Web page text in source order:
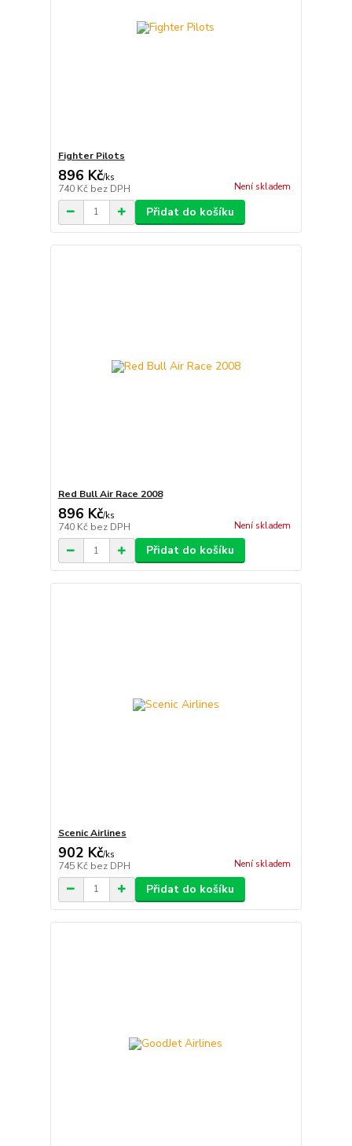
Fighter Pilots
896 Kč/ks
740 Kč bez DPH Není skladem
Přidat do košíku
Red Bull Air Race 2008
896 Kč/ks
740 Kč bez DPH Není skladem
Přidat do košíku
Scenic Airlines
902 Kč/ks
745 Kč bez DPH Není skladem
Přidat do košíku